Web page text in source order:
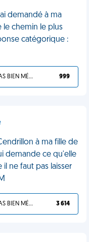
demandé à ma
le chemin le plus
catégorique :
TU L'AS BIEN MÉRITÉ 999
à ma fille de
demande ce qu'elle
il ne faut pas laisser
TU L'AS BIEN MÉRITÉ 3 614